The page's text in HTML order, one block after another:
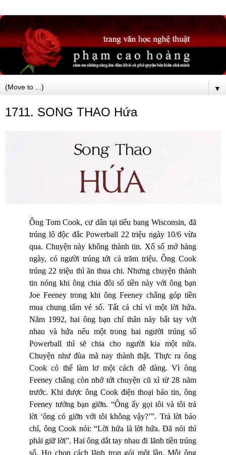
▼
1711. SONG THAO Hứa
Ông Tom Cook, cư dân tại tiểu bang Wisconsin, đã
trúng lô độc đắc Powerball 22 triệu ngày 10/6 vừa
qua. Chuyện này không thành tin. Xổ số mở hàng
ngày, có người trúng tới cả trăm triệu. Ông Cook
trúng 22 triệu thì ăn thua chi. Nhưng chuyện thành
tin nóng khi ông chia đôi số tiền này với ông bạn
Joe Feeney trong khi ông Feeney chẳng góp tiền
mua chung tấm vé số. Tất cả chỉ vì một lời hứa.
Năm 1992, hai ông bạn chí thân này bắt tay với
nhau và hứa nếu một trong hai người trúng số
Powerball thì sẽ chia cho người kia một nửa.
Chuyện như đùa mà nay thành thật. Thực ra ông
Cook có thể làm lơ một cách dễ dàng. Vì ông
Feeney chẳng còn nhớ tới chuyện cũ xì từ 28 năm
trước. Khi được ông Cook điện thoại báo tin, ông
Feeney tưởng bạn giỡn. “Ông ấy gọi tôi và tôi trả
lời ‘ông có giỡn với tôi không vậy?’”. Trả lời báo
chí, ông Cook nói: “Lời hứa là lời hứa. Đã nói thì
phải giữ lời”. Hai ông dắt tay nhau đi lãnh tiền trúng
số. Họ chọn cách lãnh trọn gói một lần. Mỗi ông